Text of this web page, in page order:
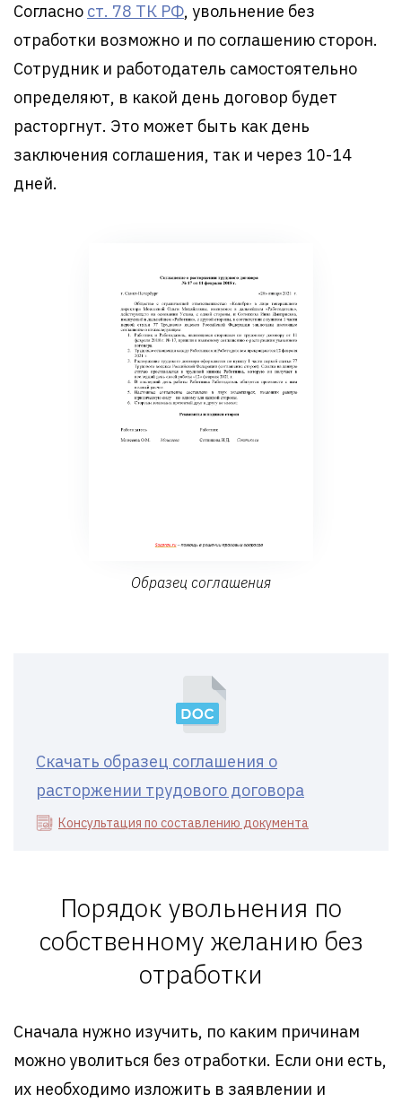
Согласно ст. 78 ТК РФ, увольнение без
отработки возможно и по соглашению сторон.
Сотрудник и работодатель самостоятельно
определяют, в какой день договор будет
расторгнут. Это может быть как день
заключения соглашения, так и через 10-14
дней.
Образец соглашения
Скачать образец соглашения о
расторжении трудового договора
Консультация по составлению документа
Порядок увольнения по
собственному желанию без
отработки
Сначала нужно изучить, по каким причинам
можно уволиться без отработки. Если они есть,
их необходимо изложить в заявлении и